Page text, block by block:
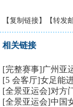
【复制链接】【转发
相关链接
[完整赛事]广州亚
[5 会客厅]女足能
[全景亚运会]对方
[全景亚运会]中国